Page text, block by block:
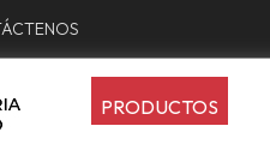
PRODUCTOS